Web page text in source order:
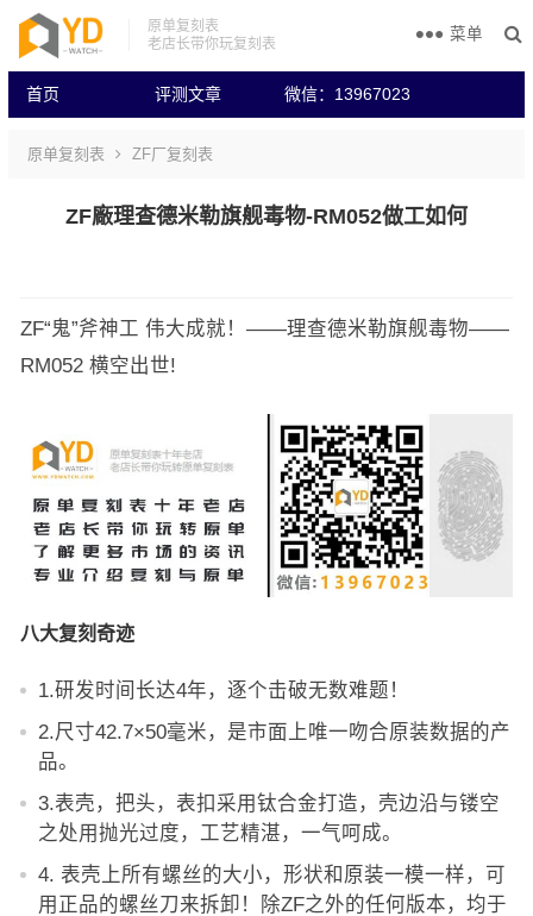
原单复刻表
老店长带你玩复刻表
首页 评测文章 微信：13967023
菜单
原单复刻表 ZF厂复刻表
ZF廠理查德米勒旗舰毒物-RM052做工如何
ZF“鬼”斧神工 伟大成就！——理查德米勒旗舰毒物——
RM052 横空出世!
八大复刻奇迹
1.研发时间长达4年，逐个击破无数难题！
2.尺寸42.7×50毫米，是市面上唯一吻合原装数据的产
品。
3.表壳，把头，表扣采用钛合金打造，壳边沿与镂空
之处用抛光过度，工艺精湛，一气呵成。
4. 表壳上所有螺丝的大小，形状和原装一模一样，可
用正品的螺丝刀来拆卸！除ZF之外的任何版本，均于